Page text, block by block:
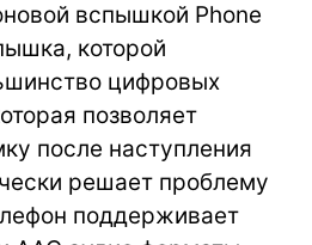
вспышкой Phone
которой
цифровых
позволяет
после наступления
решает проблему
поддерживает